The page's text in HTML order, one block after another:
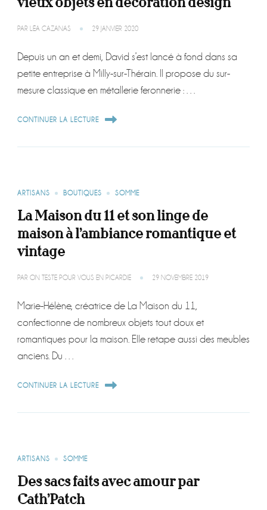
PAR LÉA CAZANAS 29 JANVIER 2020
Depuis un an et demi, David s’est lancé à fond dans sa
petite entreprise à Milly-sur-Thérain. Il propose du sur-
mesure classique en métallerie feronnerie : …
CONTINUER LA LECTURE
ARTISANS BOUTIQUES SOMME
La Maison du 11 et son linge de
maison à l’ambiance romantique et
vintage
PAR ON TESTE POUR VOUS EN PICARDIE 29 NOVEMBRE 2019
Marie-Hélène, créatrice de La Maison du 11,
confectionne de nombreux objets tout doux et
romantiques pour la maison. Elle retape aussi des meubles
anciens. Du …
CONTINUER LA LECTURE
ARTISANS SOMME
Des sacs faits avec amour par
Cath’Patch